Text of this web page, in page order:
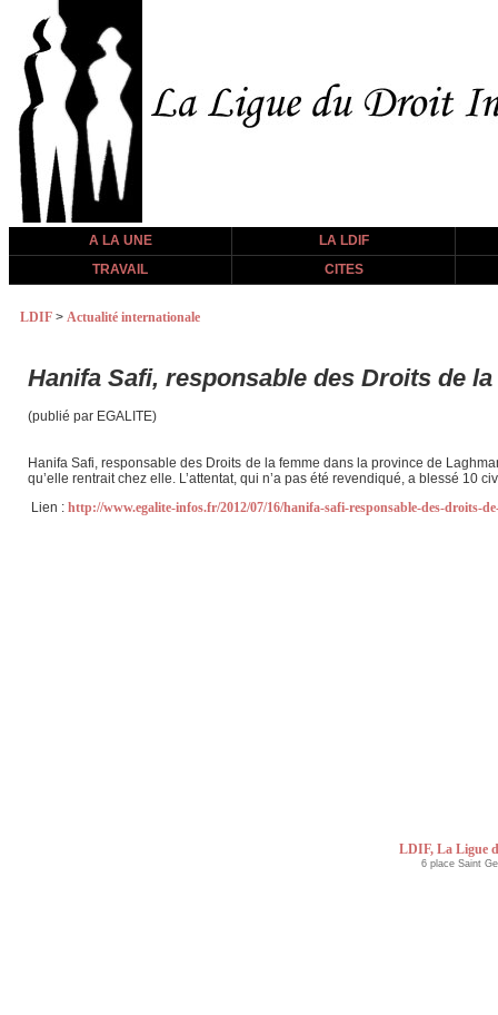
A LA UNE
LA LDIF
TRAVAIL
CITES
LDIF > Actualité internationale
Hanifa Safi, responsable des Droits de
(publié par EGALITE)
Hanifa Safi, responsable des Droits de la femme dans la province de
qu’elle rentrait chez elle. L’attentat, qui n’a pas été revendiqué, a blessé 10
Lien : http://www.egalite-infos.fr/2012/07/16/hanifa-safi-responsable-des-droits-
LDIF, La Ligue
6 place Saint